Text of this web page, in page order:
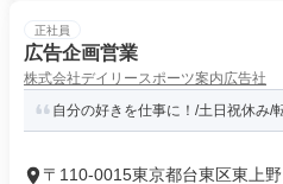
正社員
広告企画営業
株式会社デイリースポーツ案内広告社
自分の好きを仕事に！/土日祝休み/
〒110-0015東京都台東区東上野